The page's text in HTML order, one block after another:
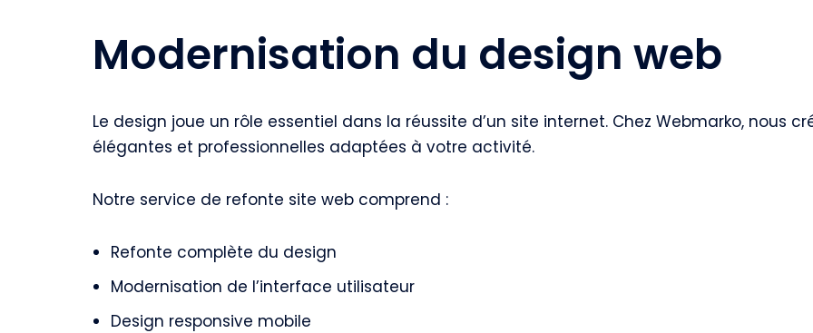
Modernisation du design web
Le design joue un rôle essentiel dans la réussite d’un site internet. Chez Webmarko, nous
élégantes et professionnelles adaptées à votre activité.
Notre service de refonte site web comprend :
Refonte complète du design
Modernisation de l’interface utilisateur
Design responsive mobile